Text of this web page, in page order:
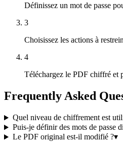
Définissez un mot de passe
3
Choisissez les actions à
4
Téléchargez le PDF chiffré et
Frequently Asked
Quel niveau de chiffrement est
Puis-je définir des mots de passe
Le PDF original est-il modifié ?▾